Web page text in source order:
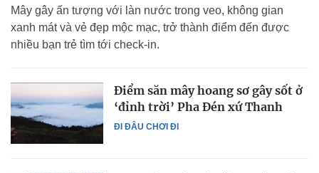
Mây gây ấn tượng với làn nước trong veo, không gian
xanh mát và vẻ đẹp mộc mạc, trở thành điểm đến được
nhiều bạn trẻ tìm tới check-in.
ĐI ĐÂU CHƠI ĐI
Điểm săn mây hoang sơ gây sốt ở
‘đỉnh trời’ Pha Đén xứ Thanh